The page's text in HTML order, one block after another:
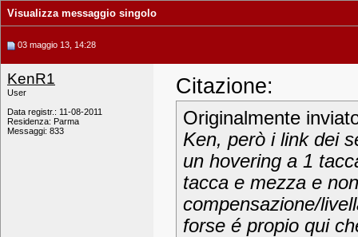
Visualizza messaggio singolo
03 maggio 13, 14:28
KenR1
User
Data registr.: 11-08-2011
Residenza: Parma
Messaggi: 833
Citazione:
Originalmente
Ken, però i link dei
un hovering a 1
tacca e mezza e
compensazione/
forse é propio qui